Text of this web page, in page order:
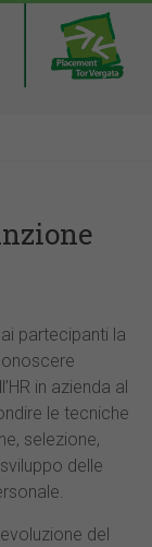
partecipanti la
in azienda al
le tecniche
selezione,
delle
del